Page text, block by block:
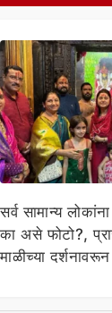
सर्व सामान्य
का असे फोटो?,
माळीच्या